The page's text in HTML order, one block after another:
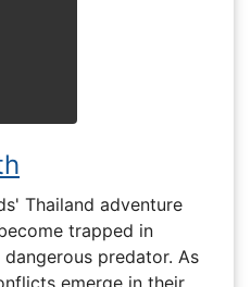
Thailand adventure
trapped in
predator. As